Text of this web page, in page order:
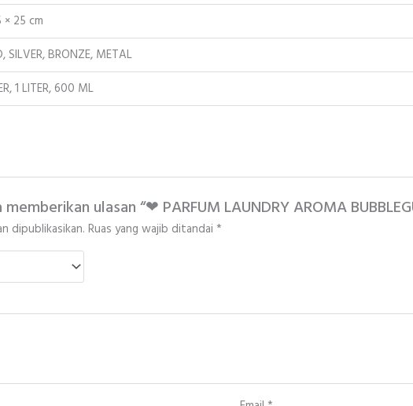
× 25 cm
SILVER, BRONZE, METAL
1 LITER, 600 ML
ulasan “❤ PARFUM LAUNDRY AROMA
dipublikasikan. Ruas yang wajib ditandai *